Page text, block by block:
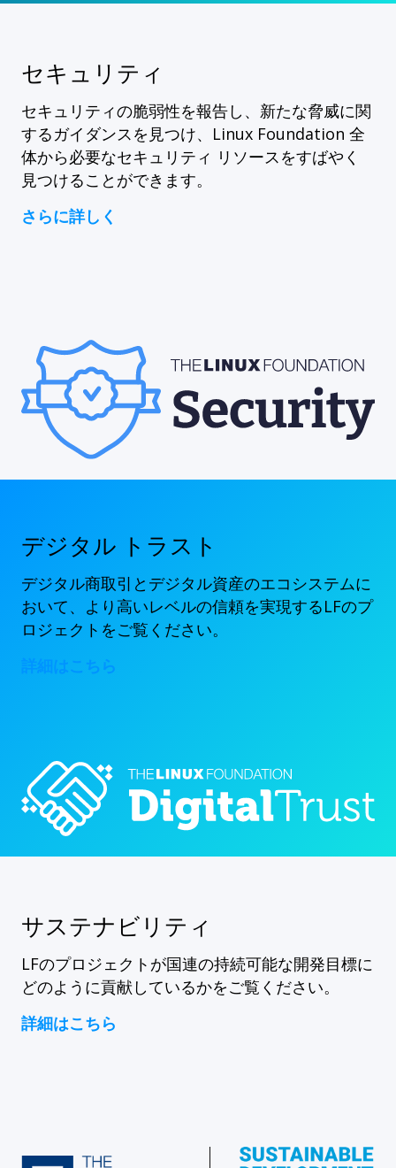
セキュリティ
セキュリティの脆弱性を報告し、新たな脅威に関
するガイダンスを見つけ、Linux Foundation 全
体から必要なセキュリティ リソースをすばやく
見つけることができます。
さらに詳しく
デジタル トラスト
デジタル商取引とデジタル資産のエコシステムに
おいて、より高いレベルの信頼を実現するLFのプ
ロジェクトをご覧ください。
詳細はこちら
サステナビリティ
LFのプロジェクトが国連の持続可能な開発目標に
どのように貢献しているかをご覧ください。
詳細はこちら